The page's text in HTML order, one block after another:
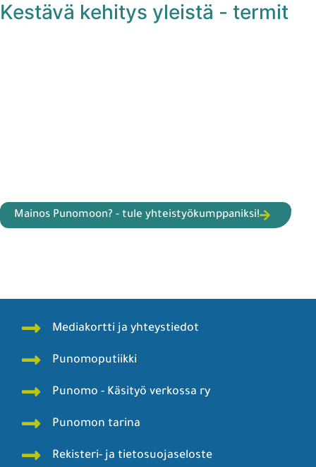
Kestävä kehitys yleistä - termit
Mainos Punomoon? - tule yhteistyökumppaniksi!
Mediakortti ja yhteystiedot
Punomoputiikki
Punomo - Käsityö verkossa ry
Punomon tarina
Rekisteri- ja tietosuojaseloste